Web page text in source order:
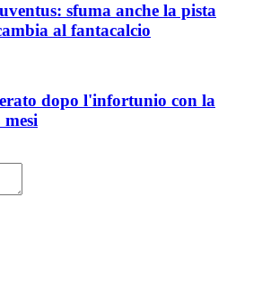
sfuma anche la pista
al fantacalcio
dopo l'infortunio con la